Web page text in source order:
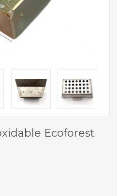
Ecoforest